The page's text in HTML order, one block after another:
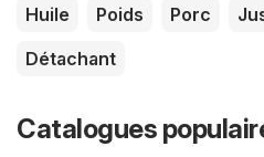
Huile
Poids Porc
Détachant
Catalogues